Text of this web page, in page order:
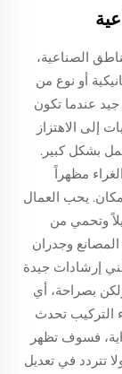
الصناعية،
أو نوع من
عندما تكون
إلى الاهتزاز
بشكل كبير.
مظهراً
يحب العمال
وتحمي من
المصانع وجدران
إرشادات جيدة
بصراحة، أي
التركيب تحدث
فسوف تظهر
تتردد في تعديل